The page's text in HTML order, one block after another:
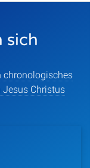
sich
chronologisches
Jesus Christus